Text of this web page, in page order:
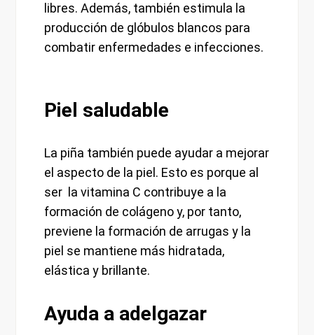
libres. Además, también estimula la
producción de glóbulos blancos para
combatir enfermedades e infecciones.
Piel saludable
La piña también puede ayudar a mejorar
el aspecto de la piel. Esto es porque al
ser la vitamina C contribuye a la
formación de colágeno y, por tanto,
previene la formación de arrugas y la
piel se mantiene más hidratada,
elástica y brillante.
Ayuda a adelgazar